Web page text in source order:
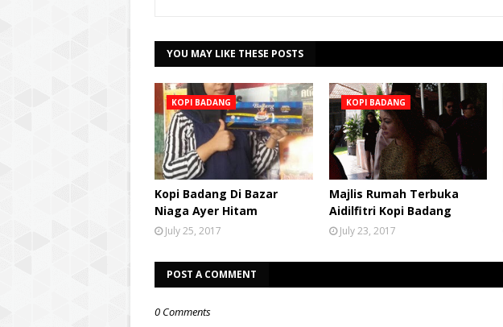
YOU MAY LIKE THESE POSTS
KOPI BADANG
Kopi Badang Di Bazar
Niaga Ayer Hitam
July 25, 2017
KOPI BADANG
Majlis Rumah Terbuka
Aidilfitri Kopi Badang
July 23, 2017
POST A COMMENT
0 Comments